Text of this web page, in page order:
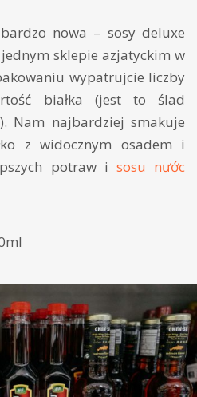
nowa – sosy deluxe
sklepie azjatyckim w
wypatrujcie liczby
białka (jest to ślad
Nam najbardziej smakuje
z widocznym osadem i
potraw i sosu nước